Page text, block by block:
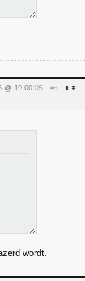
@ 19:00:05 #6
wordt.